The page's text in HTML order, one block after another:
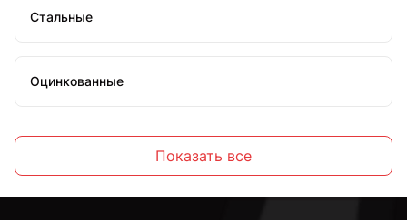
Стальные
Оцинкованные
Показать все